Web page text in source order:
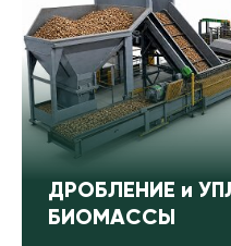
ДРОБЛЕНИЕ и
БИОМАССЫ